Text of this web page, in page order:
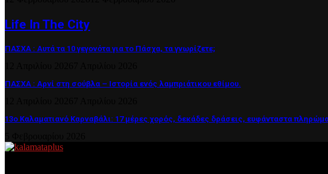
Life In The City
ΠΑΣΧΑ : Αυτά τα 10 γεγονότα για το Πάσχα, τα γνωρίζετε;
ΠΑΣΧΑ : Αρνί στη σούβλα – Ιστορία ενός λαμπριάτικου εθίμου.
13ο Καλαματιανό Καρναβάλι: 17 μέρες χορός, δεκάδες δράσεις, ευφάνταστα